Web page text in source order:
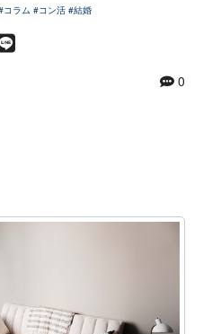
コラム #コン活 #結婚
0